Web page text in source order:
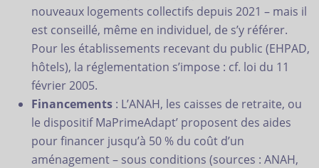
nouveaux logements collectifs depuis 2021 – mais il
est conseillé, même en individuel, de s’y référer.
Pour les établissements recevant du public (EHPAD,
hôtels), la réglementation s’impose : cf. loi du 11
février 2005.
Financements : L’ANAH, les caisses de retraite, ou
le dispositif MaPrimeAdapt’ proposent des aides
pour financer jusqu’à 50 % du coût d’un
aménagement – sous conditions (sources : ANAH,